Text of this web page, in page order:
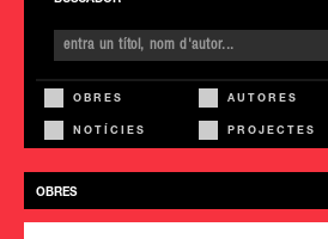
OBRES AUTORES
NOTÍCIES PROJECTES
OBRES